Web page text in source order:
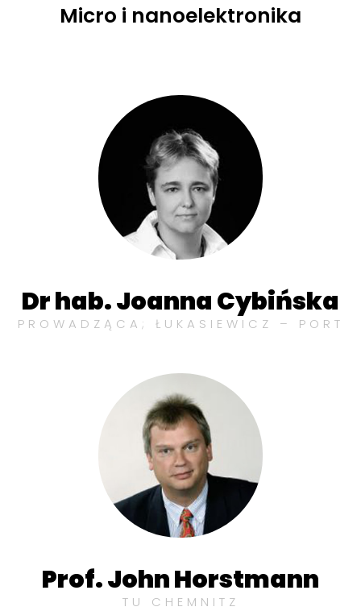
Micro i nanoelektronika
Dr hab. Joanna Cybińska
PROWADZĄCA; ŁUKASIEWICZ – PORT
Prof. John Horstmann
TU CHEMNITZ